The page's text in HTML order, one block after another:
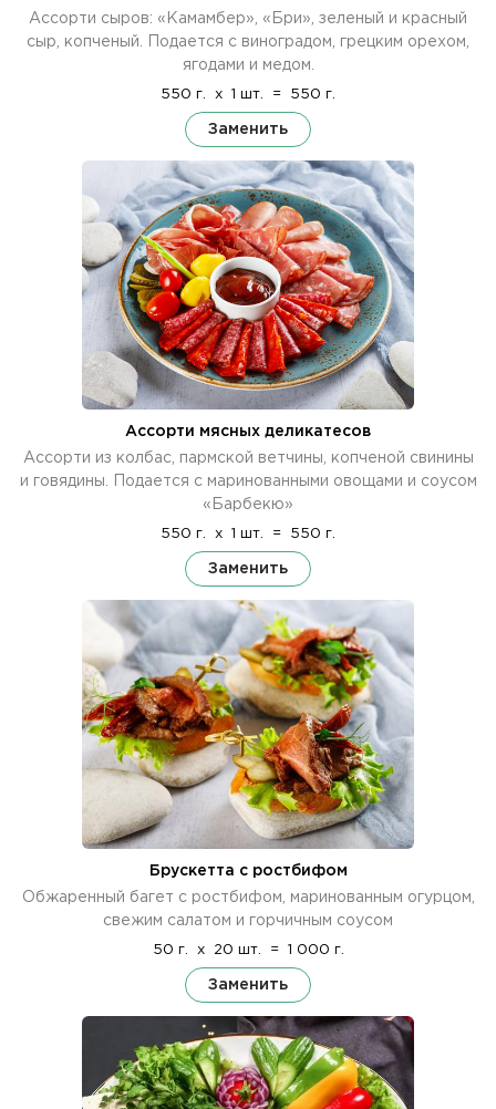
Ассорти сыров: «Камамбер», «Бри», зеленый и красный
сыр, копченый. Подается с виноградом, грецким орехом,
ягодами и медом.
550 г. x 1 шт. = 550 г.
Заменить
Ассорти мясных деликатесов
Ассорти из колбас, пармской ветчины, копченой свинины
и говядины. Подается с маринованными овощами и соусом
«Барбекю»
550 г. x 1 шт. = 550 г.
Заменить
Брускетта с ростбифом
Обжаренный багет с ростбифом, маринованным огурцом,
свежим салатом и горчичным соусом
50 г. x 20 шт. = 1 000 г.
Заменить